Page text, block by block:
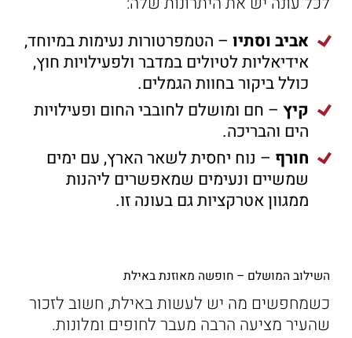
אביב וסתיו– הטמפרטורות נעימות במיוחד,
אידיאליות לטיולים במדבר ולפעילויות חוץ,
כולל ביקור בחוות הגמלים.
קיץ– חם ומושלם לחובבי החום ופעילויות
הים והבריכה.
חורף – נוח יחסית לשאר הארץ, עם ימים
שמשיים ונעימים שמאפשרים ליהנות
ממגוון אטרקציות גם בעונה זו.
השילוב המושלם – חופשה מאוזנת באילת
כשמחפשים מה יש לעשות באילת, חשוב לזכור
שהעיר מציעה הרבה מעבר לחופים ומלונות.